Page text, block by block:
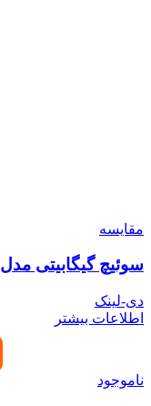
مقایسه
سوئیچ گیگابیتی مدل DGS-1100-08 دی-لینک
دی-لینک
اطلاعات بیشتر
ناموجود